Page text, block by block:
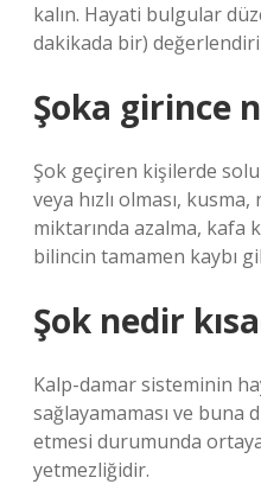
kalın. Hayati bulgular
dakikada bir)
Şoka girince
Şok geçiren kişilerde
veya hızlı olması,
miktarında azalma, kafa
bilincin tamamen kaybı
Şok nedir
Kalp-damar sisteminin
sağlayamaması ve buna
etmesi durumunda
yetmezliğidir.